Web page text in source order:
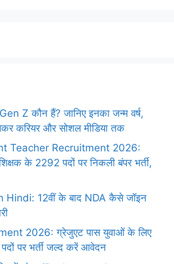
Z कौन हैं? जानिए इनका जन्म वर्ष,
करियर और सोशल मीडिया तक
Teacher Recruitment 2026:
के 2292 पदों पर निकली बंपर भर्ती,
Hindi: 12वीं के बाद NDA कैसे जॉइन
2026: ग्रेजुएट पास युवाओं के लिए
पर भर्ती जल्द करें आवेदन